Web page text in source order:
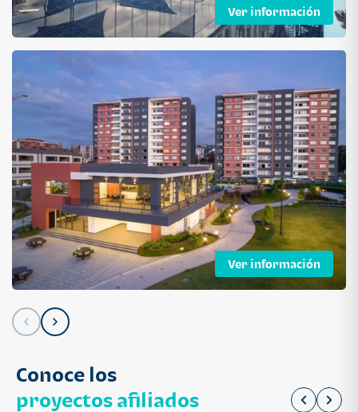
Ver información
Ver información
Conoce los
proyectos afiliados